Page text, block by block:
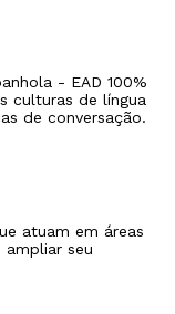
- EAD 100%
culturas de língua
de conversação.
atuam em áreas
seu